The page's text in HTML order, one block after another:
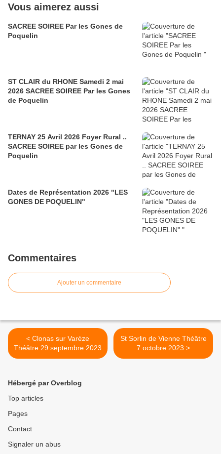
Vous aimerez aussi
SACREE SOIREE Par les Gones de
Poquelin
ST CLAIR du RHONE Samedi 2 mai
2026 SACREE SOIREE Par les Gones
de Poquelin
TERNAY 25 Avril 2026 Foyer Rural ..
SACREE SOIREE par les Gones de
Poquelin
Dates de Représentation 2026 "LES
GONES DE POQUELIN"
Commentaires
Ajouter un commentaire
< Clonas sur Varèze
Théâtre 29 septembre 2023
St Sorlin de Vienne Théâtre
7 octobre 2023 >
Hébergé par Overblog
Top articles
Pages
Contact
Signaler un abus